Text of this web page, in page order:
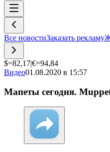
Все новостиЗаказать рекламу
$=82,17|€=94,84
Видео01.08.2020 в 15:57
Мапеты сегодня.